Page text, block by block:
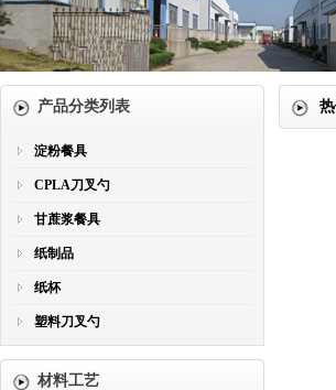
产品分类列表
淀粉餐具
CPLA刀叉勺
甘蔗浆餐具
纸制品
纸杯
塑料刀叉勺
材料工艺